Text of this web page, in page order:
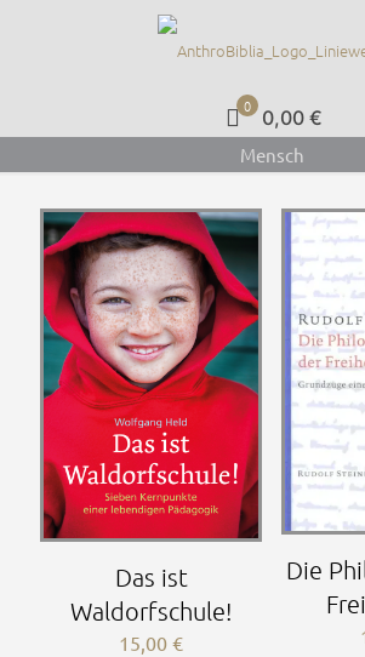
0 0,00 €
Mensch
Das ist
Waldorfschule!
15,00€
Die